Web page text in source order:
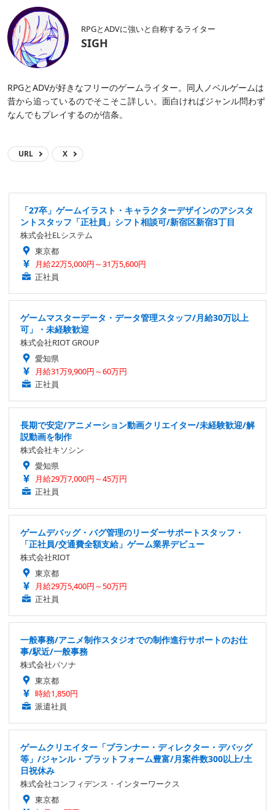
RPGとADVに強いと自称するライター
SIGH
RPGとADVが好きなフリーのゲームライター。同人ノベルゲームは
昔から追っているのでそこそこ詳しい。面白ければジャンル問わず
なんでもプレイするのが信条。
URL X
「27卒」ゲームイラスト・キャラクターデザインのアシスタ
ントスタッフ「正社員」シフト相談可/新宿区新宿3丁目
株式会社ELシステム
東京都
月給22万5,000円～31万5,600円
正社員
ゲームマスターデータ・データ管理スタッフ/月給30万以上
可」・未経験歓迎
株式会社RIOT GROUP
愛知県
月給31万9,900円～60万円
正社員
長期で安定/アニメーション動画クリエイター/未経験歓迎/解
説動画を制作
株式会社キソシン
愛知県
月給29万7,000円～45万円
正社員
ゲームデバッグ・バグ管理のリーダーサポートスタッフ・
「正社員/交通費全額支給」ゲーム業界デビュー
株式会社RIOT
東京都
月給29万5,400円～50万円
正社員
一般事務/アニメ制作スタジオでの制作進行サポートのお仕
事/駅近/一般事務
株式会社パソナ
東京都
時給1,850円
派遣社員
ゲームクリエイター「プランナー・ディレクター・デバッグ
等」/ジャンル・プラットフォーム豊富/月案件数300以上/土
日祝休み
株式会社コンフィデンス・インターワークス
東京都